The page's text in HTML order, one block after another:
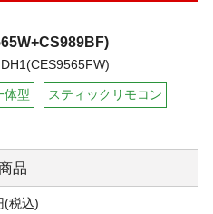
体型
スティックリモコン
品
(税込)